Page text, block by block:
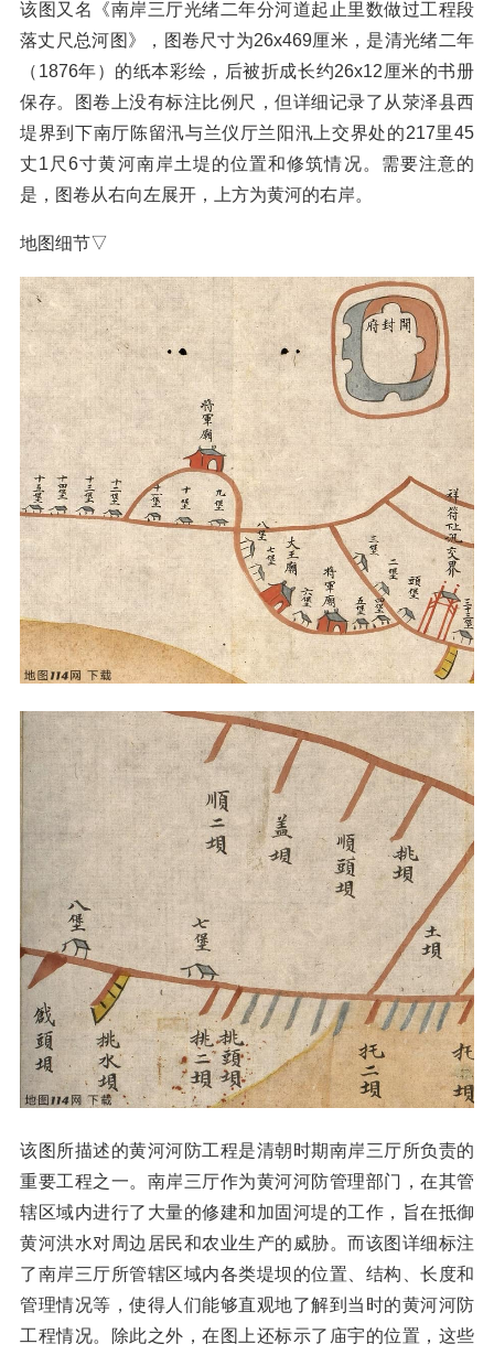
该图又名《南岸三厅光绪二年分河道起止里数做过工程段
落丈尺总河图》，图卷尺寸为26x469厘米，是清光绪二年
（1876年）的纸本彩绘，后被折成长约26x12厘米的书册
保存。图卷上没有标注比例尺，但详细记录了从荥泽县西
堤界到下南厅陈留汛与兰仪厅兰阳汛上交界处的217里45
丈1尺6寸黄河南岸土堤的位置和修筑情况。需要注意的
是，图卷从右向左展开，上方为黄河的右岸。
地图细节▽
该图所描述的黄河河防工程是清朝时期南岸三厅所负责的
重要工程之一。南岸三厅作为黄河河防管理部门，在其管
辖区域内进行了大量的修建和加固河堤的工作，旨在抵御
黄河洪水对周边居民和农业生产的威胁。而该图详细标注
了南岸三厅所管辖区域内各类堤坝的位置、结构、长度和
管理情况等，使得人们能够直观地了解到当时的黄河河防
工程情况。除此之外，在图上还标示了庙宇的位置，这些